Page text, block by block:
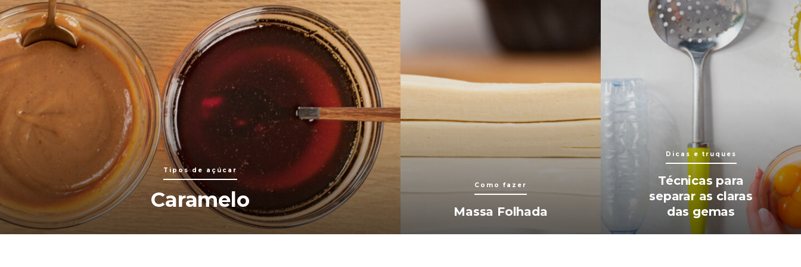
Tipos de açúcar
Caramelo
Como fazer
Massa Folhada
Dicas e truques
Técnicas para
separar as claras
das gemas